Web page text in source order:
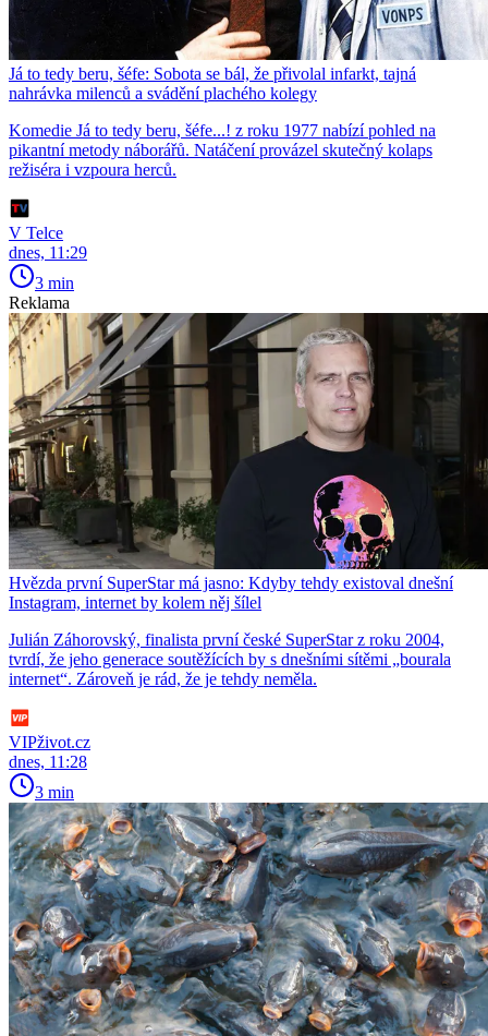
Já to tedy beru, šéfe: Sobota se bál, že přivolal infarkt, tajná
nahrávka milenců a svádění plachého kolegy
Komedie Já to tedy beru, šéfe...! z roku 1977 nabízí pohled na
pikantní metody náborářů. Natáčení provázel skutečný kolaps
režiséra i vzpoura herců.
V Telce
dnes, 11:29
3 min
Reklama
Hvězda první SuperStar má jasno: Kdyby tehdy existoval dnešní
Instagram, internet by kolem něj šílel
Julián Záhorovský, finalista první české SuperStar z roku 2004,
tvrdí, že jeho generace soutěžících by s dnešními sítěmi „bourala
internet“. Zároveň je rád, že je tehdy neměla.
VIPživot.cz
dnes, 11:28
3 min